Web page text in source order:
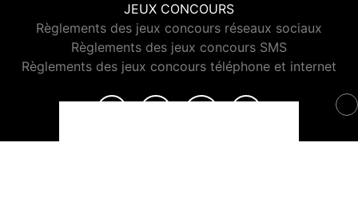
JEUX CONCOURS
Règlements des jeux concours réseaux sociaux
Règlements des jeux concours SMS
Règlements des jeux concours téléphone et internet